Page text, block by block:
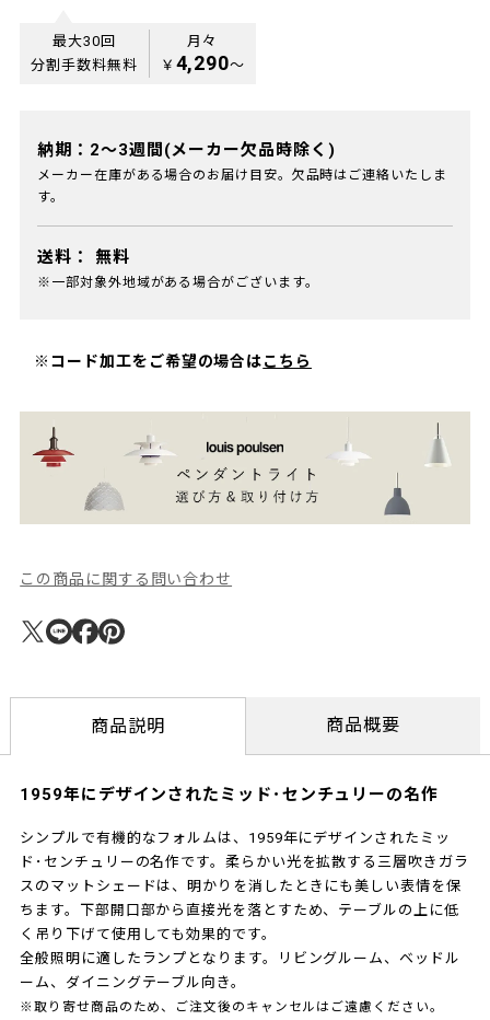
最大30回
分割手数料無料
月々
￥ 4,290〜
納期：2～3週間(メーカー欠品時除く)
メーカー在庫がある場合のお届け目安。欠品時はご連絡いたしま
す。
送料： 無料
※一部対象外地域がある場合がございます。
※コード加工をご希望の場合はこちら
この商品に関する問い合わせ
商品説明 商品概要
1959年にデザインされたミッド･センチュリーの名作
シンプルで有機的なフォルムは、1959年にデザインされたミッ
ド･センチュリーの名作です。柔らかい光を拡散する三層吹きガラ
スのマットシェードは、明かりを消したときにも美しい表情を保
ちます。下部開口部から直接光を落とすため、テーブルの上に低
く吊り下げて使用しても効果的です。
全般照明に適したランプとなります。リビングルーム、ベッドル
ーム、ダイニングテーブル向き。
※取り寄せ商品のため、ご注文後のキャンセルはご遠慮ください。